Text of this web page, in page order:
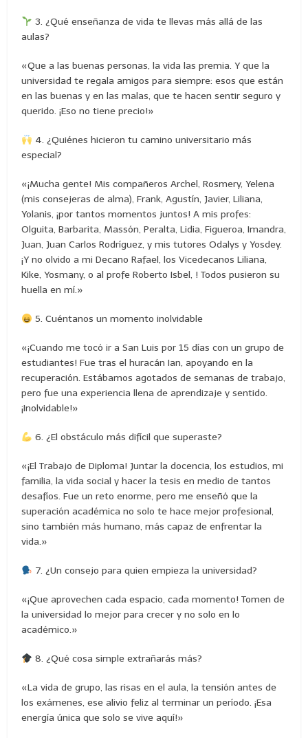
3. ¿Qué enseñanza de vida te llevas más allá de las
aulas?
«Que a las buenas personas, la vida las premia. Y que la
universidad te regala amigos para siempre: esos que están
en las buenas y en las malas, que te hacen sentir seguro y
querido. ¡Eso no tiene precio!»
4. ¿Quiénes hicieron tu camino universitario más
especial?
«¡Mucha gente! Mis compañeros Archel, Rosmery, Yelena
(mis consejeras de alma), Frank, Agustín, Javier, Liliana,
Yolanis, ¡por tantos momentos juntos! A mis profes:
Olguita, Barbarita, Massón, Peralta, Lidia, Figueroa, Imandra,
Juan, Juan Carlos Rodríguez, y mis tutores Odalys y Yosdey.
¡Y no olvido a mi Decano Rafael, los Vicedecanos Liliana,
Kike, Yosmany, o al profe Roberto Isbel, ! Todos pusieron su
huella en mí.»
5. Cuéntanos un momento inolvidable
«¡Cuando me tocó ir a San Luis por 15 días con un grupo de
estudiantes! Fue tras el huracán Ian, apoyando en la
recuperación. Estábamos agotados de semanas de trabajo,
pero fue una experiencia llena de aprendizaje y sentido.
¡Inolvidable!»
6. ¿El obstáculo más difícil que superaste?
«¡El Trabajo de Diploma! Juntar la docencia, los estudios, mi
familia, la vida social y hacer la tesis en medio de tantos
desafíos. Fue un reto enorme, pero me enseñó que la
superación académica no solo te hace mejor profesional,
sino también más humano, más capaz de enfrentar la
vida.»
7. ¿Un consejo para quien empieza la universidad?
«¡Que aprovechen cada espacio, cada momento! Tomen de
la universidad lo mejor para crecer y no solo en lo
académico.»
8. ¿Qué cosa simple extrañarás más?
«La vida de grupo, las risas en el aula, la tensión antes de
los exámenes, ese alivio feliz al terminar un período. ¡Esa
energía única que solo se vive aquí!»